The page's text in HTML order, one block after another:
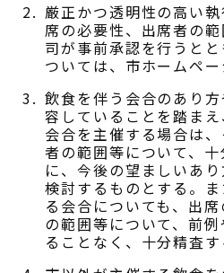
厳正かつ透明性の高い
席の必要性、出席者の
司が事前承認を行うと
ついては、市ホームペー
飲食を伴う会合のあり
容していることを踏ま
会合を主催する場合は
者の範囲等について、
に、今後の望ましいあ
検討するものとする。
る会合についても、出
の範囲等について、前
ることなく、十分精査す